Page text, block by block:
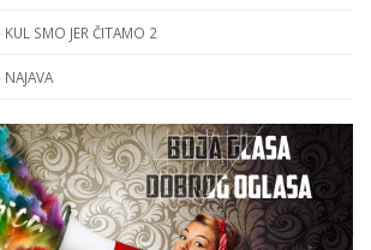
SMO JER ČITAMO 2